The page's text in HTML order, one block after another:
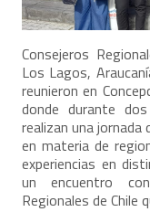
Consejeros
Los Lagos,
reunieron en
donde durante
realizan una jornada
en materia de
experiencias en
un encuentro
Regionales de Chile